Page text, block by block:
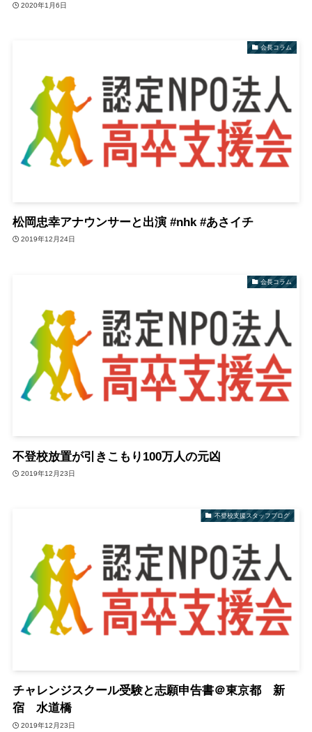
2020年1月6日
会長コラム
松岡忠幸アナウンサーと出演 #nhk #あさイチ
2019年12月24日
会長コラム
不登校放置が引きこもり100万人の元凶
2019年12月23日
不登校支援スタッフブログ
チャレンジスクール受験と志願申告書＠東京都 新
宿 水道橋
2019年12月23日